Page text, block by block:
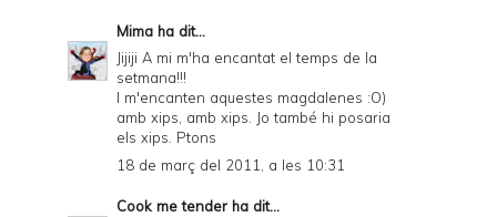
Mima ha dit...
Jijiji A mi m'ha encantat el temps de la
setmana!!!
I m'encanten aquestes magdalenes :O)
amb xips, amb xips. Jo també hi posaria
els xips. Ptons
18 de març del 2011, a les 10:31
Cook me tender ha dit...